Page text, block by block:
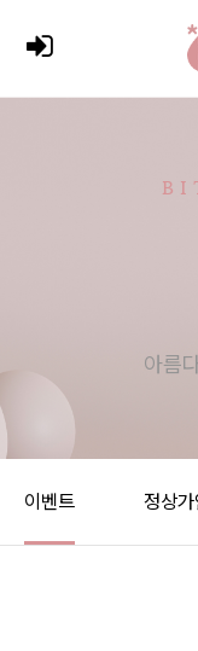
아름
이벤트 정상가